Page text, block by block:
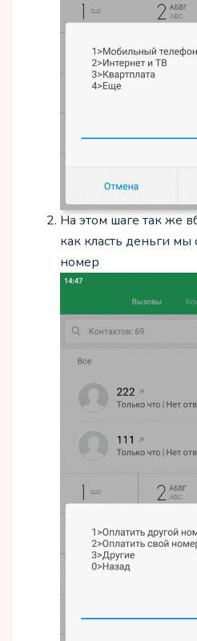
На этом шаге так же
как класть деньги
номер